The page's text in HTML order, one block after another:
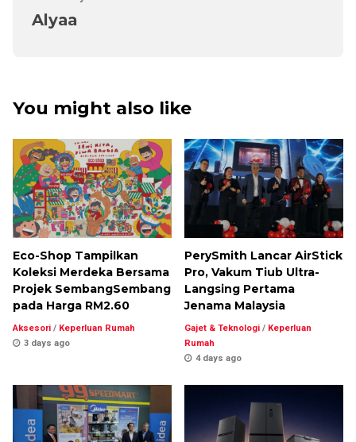
Alyaa
You might also like
Eco-Shop Tampilkan
Koleksi Merdeka Bersama
Projek SembangSembang
pada Harga RM2.60
Aksesori / Keperluan Rumah
3 days ago
PerySmith Lancar AirStick
Pro, Vakum Tiub Ultra-
Langsing Pertama
Jenama Malaysia
Gajet & Teknologi / Keperluan
Rumah
4 days ago